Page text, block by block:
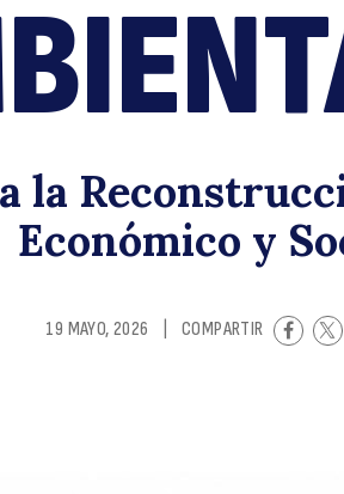
la
Económico y
19 MAYO, 2026 COMPARTIR